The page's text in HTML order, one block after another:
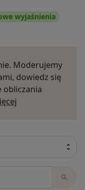
wyjaśnienia
Moderujemy
dowiedz się
obliczania